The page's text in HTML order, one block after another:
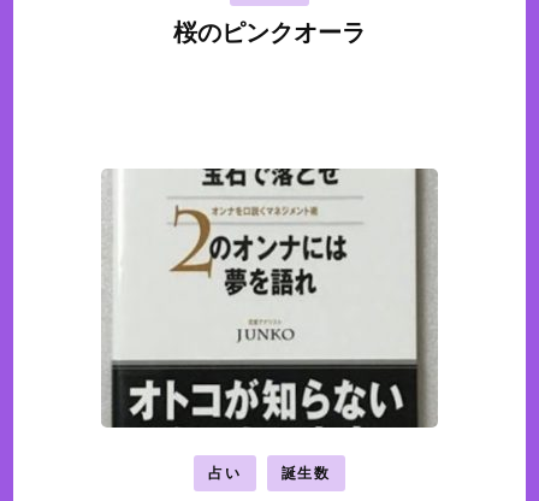
桜のピンクオーラ
占い 誕生数